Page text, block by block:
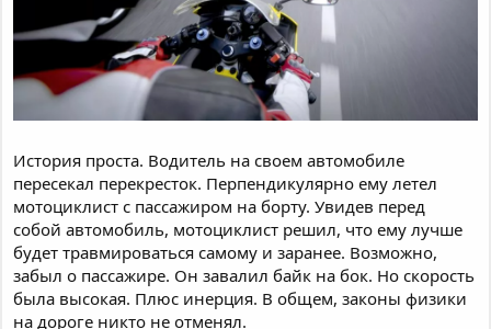
История проста. Водитель на своем автомобиле
пересекал перекресток. Перпендикулярно ему летел
мотоциклист с пассажиром на борту. Увидев перед
собой автомобиль, мотоциклист решил, что ему лучше
будет травмироваться самому и заранее. Возможно,
забыл о пассажире. Он завалил байк на бок. Но скорость
была высокая. Плюс инерция. В общем, законы физики
на дороге никто не отменял.